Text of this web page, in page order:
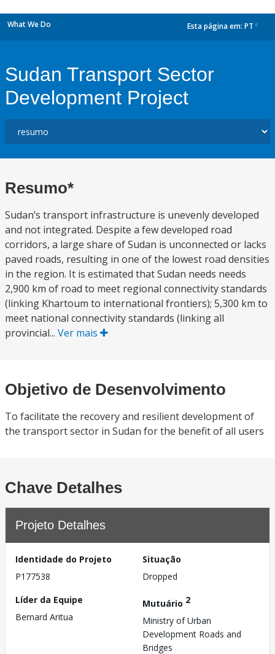
What We Do Esta página em: PT
Sudan Transport Sector
Development Project
Resumo*
Sudan’s transport infrastructure is unevenly developed
and not integrated. Despite a few developed road
corridors, a large share of Sudan is unconnected or lacks
paved roads, resulting in one of the lowest road densities
in the region. It is estimated that Sudan needs needs
2,900 km of road to meet regional connectivity standards
(linking Khartoum to international frontiers); 5,300 km to
meet national connectivity standards (linking all
provincial... Ver mais
Objetivo de Desenvolvimento
To facilitate the recovery and resilient development of
the transport sector in Sudan for the benefit of all users
Chave Detalhes
Projeto Detalhes
Identidade do Projeto
P177538
Situação
Dropped
Líder da Equipe
Bernard Aritua
Mutuário 2
Ministry of Urban
Development Roads and
Bridges